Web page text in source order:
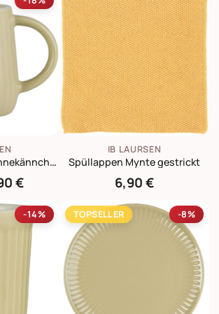
Milchkännchen Sahnekännchen Mynte
€
IB LAURSEN
Spüllappen Mynte gestrickt
6,90 €
-14% TOPSELLER -8%